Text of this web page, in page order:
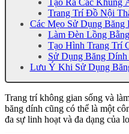
Tạo Ra Các Khung
Trang Trí Đồ Nội
Các Mẹo Sử Dụng
Làm Đèn Lồng
Tạo Hình Trang Trí
Sử Dụng Băng
Lưu Ý Khi Sử Dụng
Trang trí không gian sống và
băng dính cũng có thể là một
đa sự linh hoạt và đa dạng của